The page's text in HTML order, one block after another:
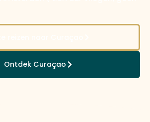
Ontdek Curaçao